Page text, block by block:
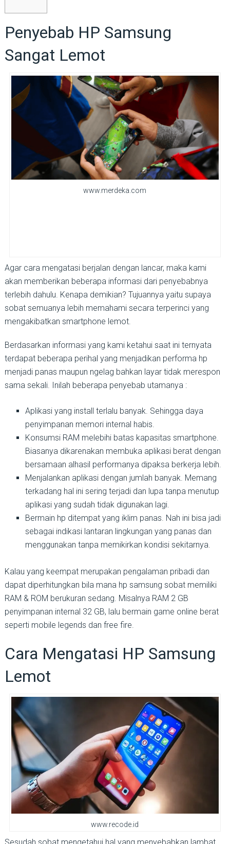
Penyebab HP Samsung
Sangat Lemot
www.merdeka.com
Agar cara mengatasi berjalan dengan lancar, maka kami
akan memberikan beberapa informasi dari penyebabnya
terlebih dahulu. Kenapa demikian? Tujuannya yaitu supaya
sobat semuanya lebih memahami secara terperinci yang
mengakibatkan smartphone lemot.
Berdasarkan informasi yang kami ketahui saat ini ternyata
terdapat beberapa perihal yang menjadikan performa hp
menjadi panas maupun ngelag bahkan layar tidak merespon
sama sekali. Inilah beberapa penyebab utamanya :
Aplikasi yang install terlalu banyak. Sehingga daya
penyimpanan memori internal habis.
Konsumsi RAM melebihi batas kapasitas smartphone.
Biasanya dikarenakan membuka aplikasi berat dengan
bersamaan alhasil performanya dipaksa berkerja lebih.
Menjalankan aplikasi dengan jumlah banyak. Memang
terkadang hal ini sering terjadi dan lupa tanpa menutup
aplikasi yang sudah tidak digunakan lagi.
Bermain hp ditempat yang iklim panas. Nah ini bisa jadi
sebagai indikasi lantaran lingkungan yang panas dan
menggunakan tanpa memikirkan kondisi sekitarnya.
Kalau yang keempat merupakan pengalaman pribadi dan
dapat diperhitungkan bila mana hp samsung sobat memiliki
RAM & ROM berukuran sedang. Misalnya RAM 2 GB
penyimpanan internal 32 GB, lalu bermain game online berat
seperti mobile legends dan free fire.
Cara Mengatasi HP Samsung
Lemot
www.recode.id